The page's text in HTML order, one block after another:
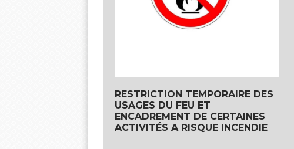
RESTRICTION TEMPORAIRE DES
USAGES DU FEU ET
ENCADREMENT DE CERTAINES
ACTIVITÉS A RISQUE INCENDIE